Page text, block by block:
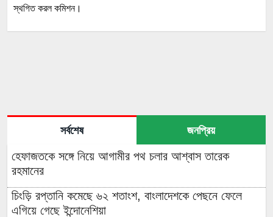
স্থগিত করল কমিশন।
সর্বশেষ জনপ্রিয়
হেফাজতকে সঙ্গে নিয়ে আগামীর পথ চলার আশ্বাস তারেক
রহমানের
চিংড়ি রপ্তানি কমেছে ৬২ শতাংশ, বাংলাদেশকে পেছনে ফেলে
এগিয়ে গেছে ইন্দোনেশিয়া